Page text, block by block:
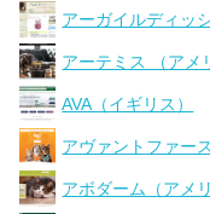
アーガイルディッ
アーテミス （アメ
AVA（イギリス）
アヴァントファー
アボダーム（アメリ